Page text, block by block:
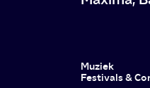
Muziek
Festivals &